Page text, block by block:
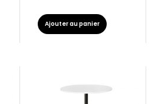
Ajouter au panier